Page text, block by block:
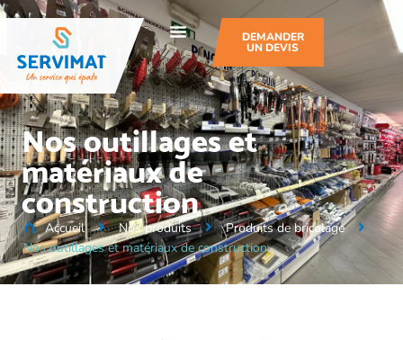
DEMANDER
UN DEVIS
Nos outillages et
matériaux de
construction
Accueil Nos produits
Produits de bricolage
Nos outillages et matériaux de construction